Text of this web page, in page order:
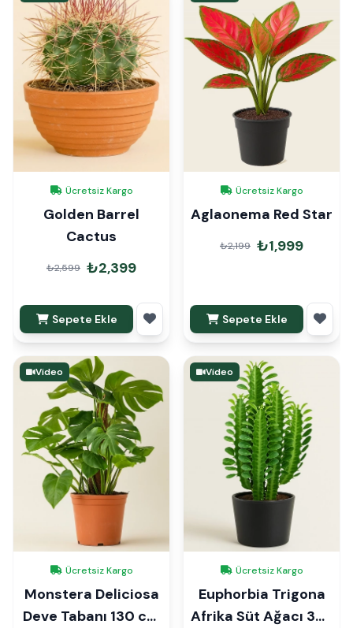
Ücretsiz Kargo
Golden Barrel
Cactus
₺2,599 ₺2,399
Sepete Ekle
Ücretsiz Kargo
Aglaonema Red Star
₺2,199 ₺1,999
Sepete Ekle
Video
Ücretsiz Kargo
Monstera Deliciosa
Deve Tabanı 130 cm
Video
Ücretsiz Kargo
Euphorbia Trigona
Afrika Süt Ağacı 30-